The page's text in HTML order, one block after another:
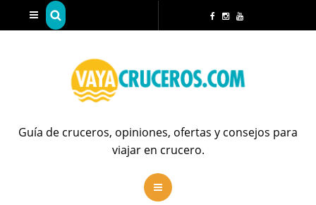
Guía de cruceros, opiniones, ofertas y consejos para
viajar en crucero.